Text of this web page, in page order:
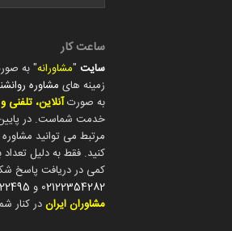
ساعت کار
سایت "مشاورانه
زمینه های مشاوره
به صورتآنلاین،
خدمت شماست. در
مرتبط می توانید مشاوره
کنید. فقط به دلیل تعداد
کمی در دریافت پاسخ
02122354282 و
مشاوران ایراندر کنار